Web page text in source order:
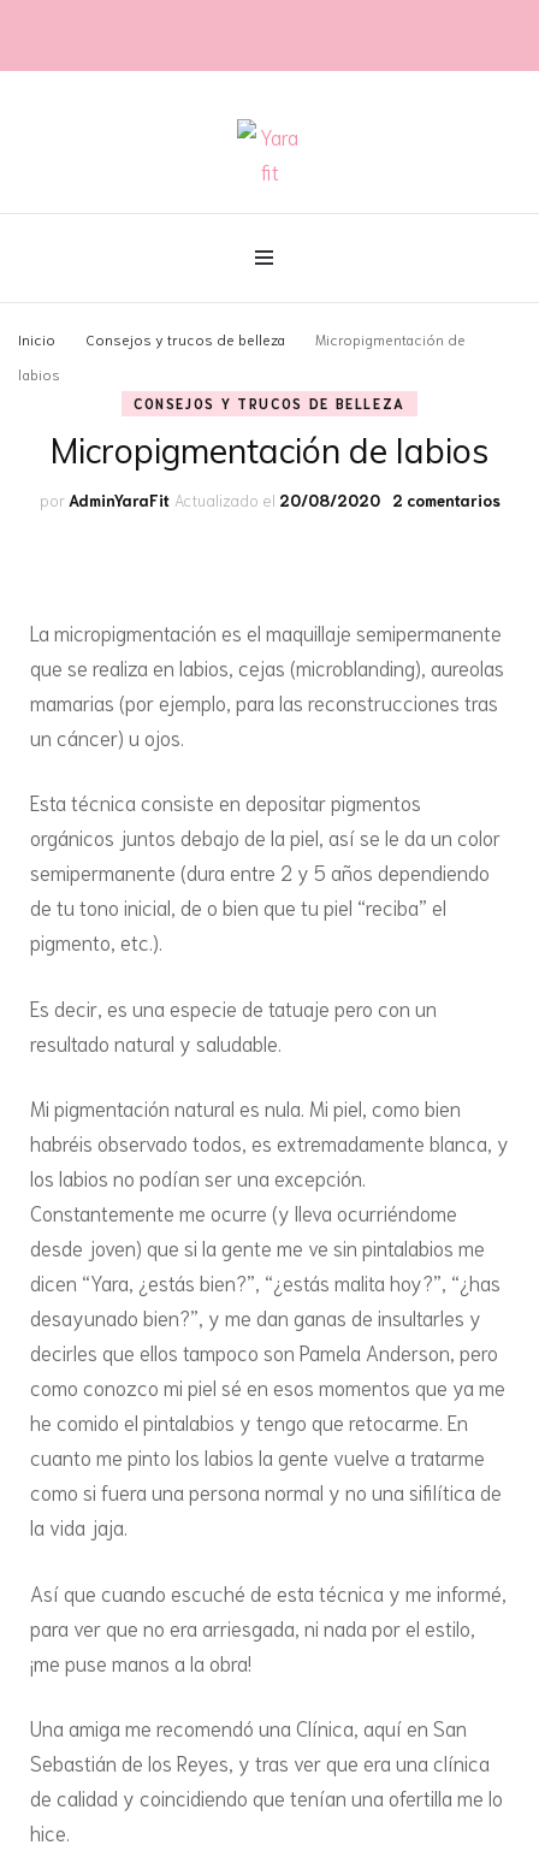
Yara fit
Inicio Consejos y trucos de belleza
Micropigmentación de
labios
CONSEJOS Y TRUCOS DE BELLEZA
Micropigmentación de labios
por AdminYaraFit Actualizado el 20/08/2020 2 comentariosen
La micropigmentación es el maquillaje semipermanente
que se realiza en labios, cejas (microblanding), aureolas
mamarias (por ejemplo, para las reconstrucciones tras
un cáncer) u ojos.
Esta técnica consiste en depositar pigmentos
orgánicos juntos debajo de la piel, así se le da un color
semipermanente (dura entre 2 y 5 años dependiendo
de tu tono inicial, de o bien que tu piel “reciba” el
pigmento, etc.).
Es decir, es una especie de tatuaje pero con un
resultado natural y saludable.
Mi pigmentación natural es nula. Mi piel, como bien
habréis observado todos, es extremadamente blanca, y
los labios no podían ser una excepción.
Constantemente me ocurre (y lleva ocurriéndome
desde joven) que si la gente me ve sin pintalabios me
dicen “Yara, ¿estás bien?”, “¿estás malita hoy?”, “¿has
desayunado bien?”, y me dan ganas de insultarles y
decirles que ellos tampoco son Pamela Anderson, pero
como conozco mi piel sé en esos momentos que ya me
he comido el pintalabios y tengo que retocarme. En
cuanto me pinto los labios la gente vuelve a tratarme
como si fuera una persona normal y no una sifilítica de
la vida jaja.
Así que cuando escuché de esta técnica y me informé,
para ver que no era arriesgada, ni nada por el estilo,
¡me puse manos a la obra!
Una amiga me recomendó una Clínica, aquí en San
Sebastián de los Reyes, y tras ver que era una clínica
de calidad y coincidiendo que tenían una ofertilla me lo
hice.